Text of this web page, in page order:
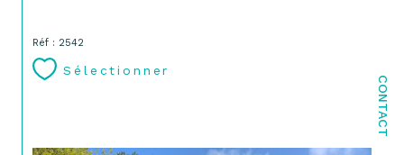
CONTACT
Réf : 2542
Sélectionner